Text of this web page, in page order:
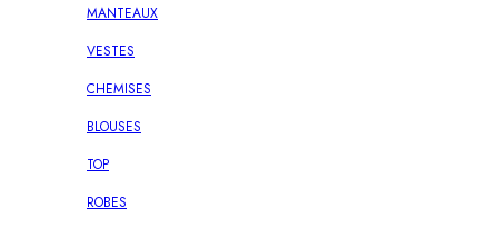
MANTEAUX
VESTES
CHEMISES
BLOUSES
TOP
ROBES